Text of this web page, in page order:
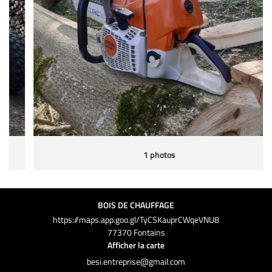
ACTUALITÉS
AVIS
CONTACT
Rejoignez-
1 photos
BOIS DE CHAUFFAGE
https://maps.app.goo.gl/TyCSKauprCWqeVNU8
77370 Fontains
Afficher la carte